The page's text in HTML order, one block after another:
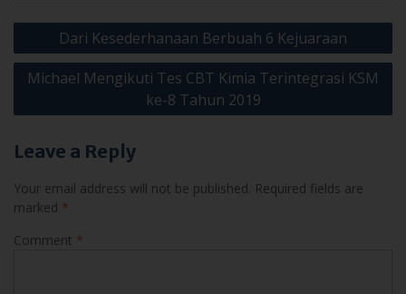
Post
navigation
Dari Kesederhanaan Berbuah 6 Kejuaraan
Michael Mengikuti Tes CBT Kimia Terintegrasi KSM
ke-8 Tahun 2019
Leave a Reply
Your email address will not be published. Required fields are
marked *
Comment *